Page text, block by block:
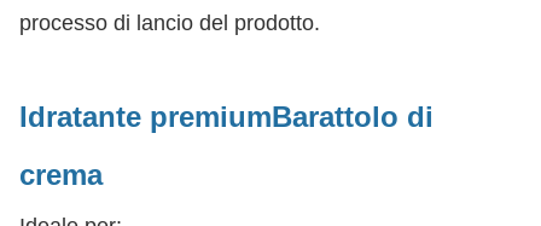
processo di lancio del prodotto.
Idratante premiumBarattolo di
crema